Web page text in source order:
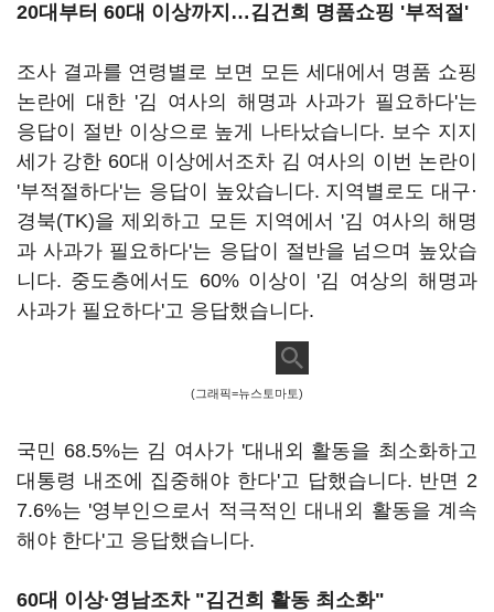
20대부터 60대 이상까지…김건희 명품쇼핑 '부적절'
조사 결과를 연령별로 보면 모든 세대에서 명품 쇼핑
논란에 대한 '김 여사의 해명과 사과가 필요하다'는
응답이 절반 이상으로 높게 나타났습니다. 보수 지지
세가 강한 60대 이상에서조차 김 여사의 이번 논란이
'부적절하다'는 응답이 높았습니다. 지역별로도 대구·
경북(TK)을 제외하고 모든 지역에서 '김 여사의 해명
과 사과가 필요하다'는 응답이 절반을 넘으며 높았습
니다. 중도층에서도 60% 이상이 '김 여상의 해명과
사과가 필요하다'고 응답했습니다.
(그래픽=뉴스토마토)
국민 68.5%는 김 여사가 '대내외 활동을 최소화하고
대통령 내조에 집중해야 한다'고 답했습니다. 반면 2
7.6%는 '영부인으로서 적극적인 대내외 활동을 계속
해야 한다'고 응답했습니다.
60대 이상·영남조차 "김건희 활동 최소화"